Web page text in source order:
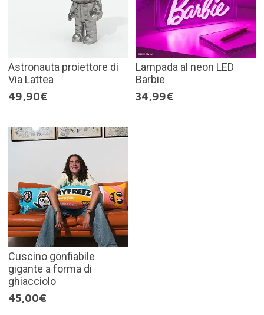
Astronauta proiettore di
Via Lattea
49,90€
Lampada al neon LED
Barbie
34,99€
Cuscino gonfiabile
gigante a forma di
ghiacciolo
45,00€